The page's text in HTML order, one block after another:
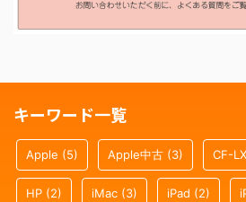
キーワード一覧
Apple (5) Apple中古 (3) CF-
HP (2) iMac (3) iPad (2)